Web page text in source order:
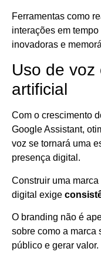
Ferramentas como
interações em
inovadoras e
Uso de
artificial
Com o crescimento
Google Assistant,
voz se tornará uma
presença digital.
Construir uma
digital exige
O branding não é
sobre como a marca
público e gerar valor.